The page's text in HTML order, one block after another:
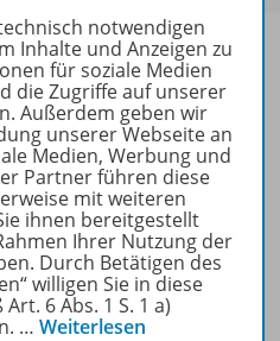
Service
notwendigen
Inhalte und Anzeigen zu
für soziale Medien
die Zugriffe auf unserer
Außerdem geben wir
unserer Webseite an
Medien, Werbung und
Partner führen diese
mit weiteren
ihnen bereitgestellt
Ihrer Nutzung der
Durch Betätigen des
willigen Sie in diese
6 Abs. 1 S. 1 a)
… Weiterlesen